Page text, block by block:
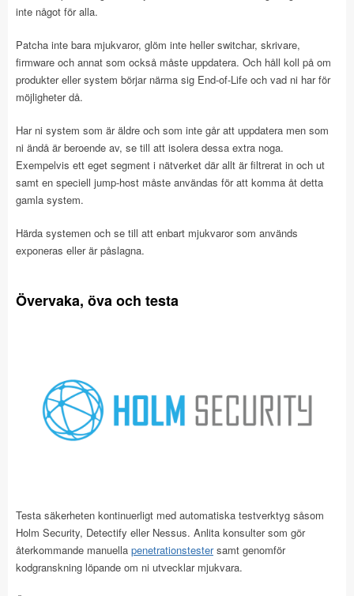
inte något för alla.
Patcha inte bara mjukvaror, glöm inte heller switchar, skrivare,
firmware och annat som också måste uppdatera. Och håll koll på om
produkter eller system börjar närma sig End-of-Life och vad ni har för
möjligheter då.
Har ni system som är äldre och som inte går att uppdatera men som
ni ändå är beroende av, se till att isolera dessa extra noga.
Exempelvis ett eget segment i nätverket där allt är filtrerat in och ut
samt en speciell jump-host måste användas för att komma åt detta
gamla system.
Härda systemen och se till att enbart mjukvaror som används
exponeras eller är påslagna.
Övervaka, öva och testa
Testa säkerheten kontinuerligt med automatiska testverktyg såsom
Holm Security, Detectify eller Nessus. Anlita konsulter som gör
återkommande manuella penetrationstestersamt genomför
kodgranskning löpande om ni utvecklar mjukvara.